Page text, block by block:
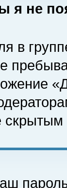
я не
в
скрытым